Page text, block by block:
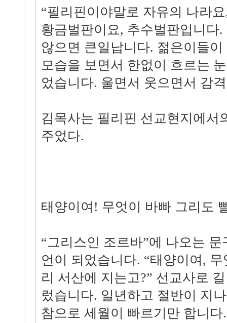
“필리핀이야말로 자유의 나라
황금벌판이요, 추수벌판입니다
않으면 큰일납니다. 젊은이들
모습을 보면서 한없이 흐르는
었습니다. 울면서 웃으면서 감
김목사는 필리핀 선교현지에서
주었다.
태양이여! 무엇이 바빠 그리도
“그리스인 조르바”에 나오는
언이 되었습니다. “태양이여,
리 서산에 지는고?” 선교사로
렀습니다. 일년하고 절반이 지
참으로 세월이 빠르기만 합니